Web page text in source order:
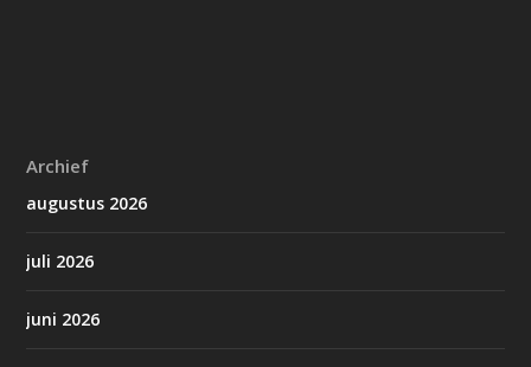
Archief
augustus 2026
juli 2026
juni 2026